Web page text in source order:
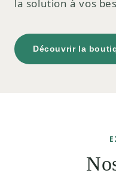
la solution à vos
Découvrir la